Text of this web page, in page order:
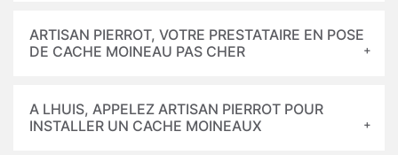
ARTISAN PIERROT, VOTRE PRESTATAIRE EN POSE
DE CACHE MOINEAU PAS CHER
A LHUIS, APPELEZ ARTISAN PIERROT POUR
INSTALLER UN CACHE MOINEAUX